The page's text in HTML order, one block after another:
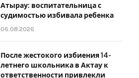
Атырау: воспитательница с
судимостью избивала ребенка
06.08.2026
После жестокого избиения 14-
летнего школьника в Актау к
ответственности привлекли